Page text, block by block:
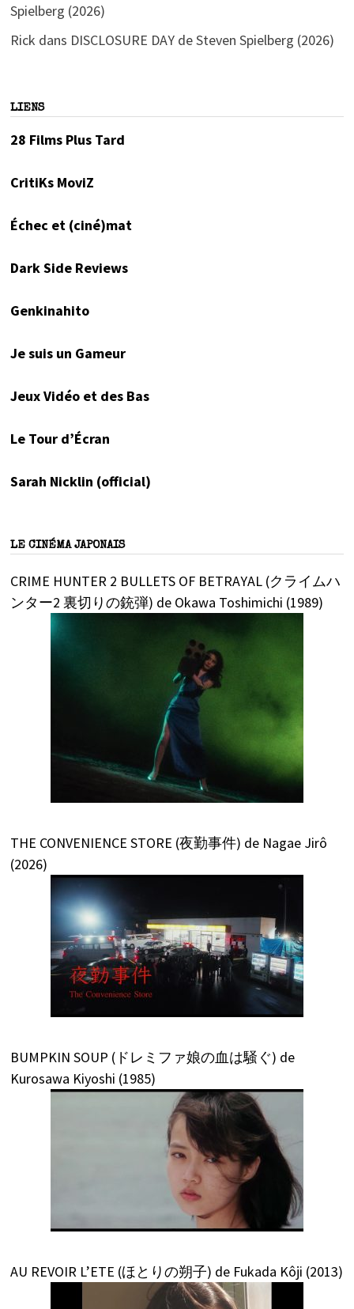
Spielberg (2026)
Rick dans DISCLOSURE DAY de Steven Spielberg (2026)
LIENS
28 Films Plus Tard
CritiKs MoviZ
Échec et (ciné)mat
Dark Side Reviews
Genkinahito
Je suis un Gameur
Jeux Vidéo et des Bas
Le Tour d’Écran
Sarah Nicklin (official)
LE CINÉMA JAPONAIS
CRIME HUNTER 2 BULLETS OF BETRAYAL (クライムハ
ンター2 裏切りの銃弾) de Okawa Toshimichi (1989)
THE CONVENIENCE STORE (夜勤事件) de Nagae Jirô
(2026)
BUMPKIN SOUP (ドレミファ娘の血は騒ぐ) de
Kurosawa Kiyoshi (1985)
AU REVOIR L’ETE (ほとりの朔子) de Fukada Kôji (2013)